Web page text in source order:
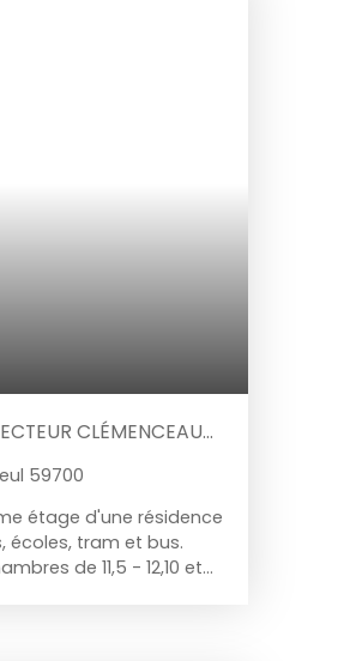
créer un lieu de vie
CLÉMENCEAU
59700
étage d'une résidence
écoles, tram et bus.
de 11,5 - 12,10 et